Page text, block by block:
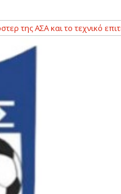
ΑΣΑ και το τεχνικό επιτελείο